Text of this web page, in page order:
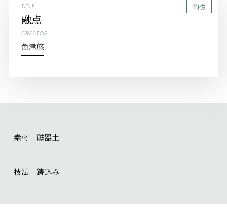
TITLE
融点
CREATOR
魚津悠
陶磁
素材 磁器土
技法 鋳込み